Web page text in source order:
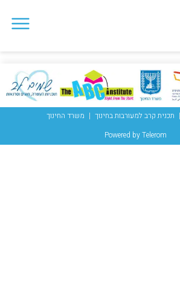
תכנית קרב למעורבות בחינוך
משרד החינוך
Powered by Telerom